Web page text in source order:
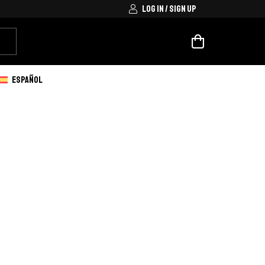
LOG IN / SIGN UP
ESPAÑOL